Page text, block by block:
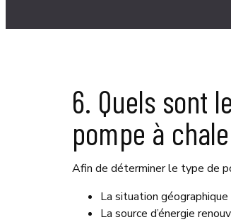
6. Quels sont
pompe à
Afin de déterminer le type de
La situation
La source d’énergie